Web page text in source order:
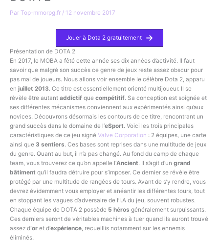
Par Top-mmorpg.fr / 12 novembre 2017
Jouer à Dota 2 gratuitement
Présentation de DOTA 2
En 2017, le MOBA a fêté cette année ses dix années d’activité. Il faut
savoir que malgré son succès ce genre de jeux reste assez obscur pour
pas mal de joueurs. Nous allons voir ensemble le célèbre Dota 2, apparu
en juillet 2013. Ce titre est essentiellement orienté multijoueur. Il se
révèle être autant addictif que compétitif. Sa conception est soignée et
ses différentes mécanismes conviennent aux expérimentés ainsi qu’aux
novices. Découvrons désormais les contours de ce titre, rencontrant un
grand succès dans le domaine de l’eSport. Voici les trois principales
caractéristiques de ce jeu signé Valve Corporation : 2 équipes, une carte
ainsi que 3 sentiers. Ces bases sont reprises dans une multitude de jeux
du genre. Quant au but, il n’a pas changé. Au fond du camp de chaque
team, vous trouverez ce qu’on appelle l’Ancient. Il s’agit d’un grand
bâtiment qu’il faudra détruire pour s’imposer. Ce dernier se révèle être
protégé par une multitude de rangées de tours. Avant de s’y rendre, vous
devrez évidemment vous employer et anéantir les différentes tours, tout
en stoppant les vagues d’adversaire de l’I.A du jeu, souvent robustes.
Chaque équipe de DOTA 2 possède 5 héros généralement surpuissants.
Ces derniers seront de véritables machines à tuer quand ils auront trouvé
assez d‘or et d’expérience, recueillis notamment sur les ennemis
éliminés.